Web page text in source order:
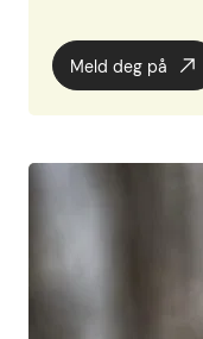
Meld deg på